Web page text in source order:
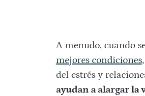
A menudo, cuando
mejores condiciones
del estrés y
ayudan a alargar la